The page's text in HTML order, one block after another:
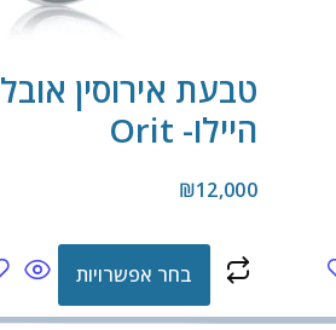
טבעת אירוסין אובל
היילו- Orit
₪12,000
בחר אפשרויות